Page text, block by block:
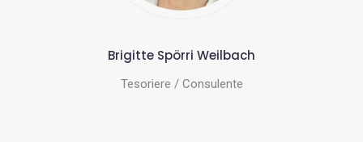
Brigitte Spörri Weilbach
Tesoriere / Consulente